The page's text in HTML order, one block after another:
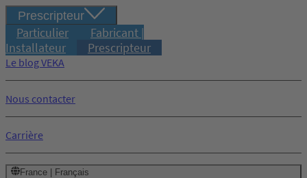
Prescripteur
Particulier
Fabricant |
Installateur
Prescripteur
Le blog VEKA
Nous contacter
Carrière
France | Français